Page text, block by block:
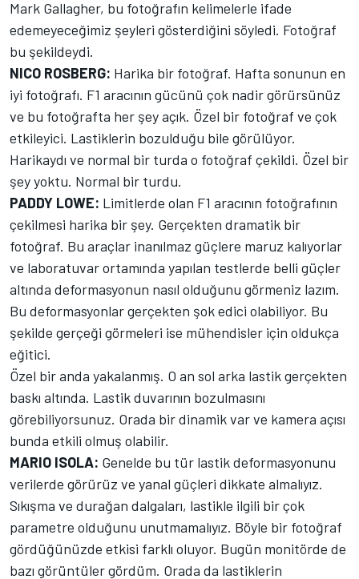
Mark Gallagher, bu fotoğrafın kelimelerle ifade
edemeyeceğimiz şeyleri gösterdiğini söyledi. Fotoğraf
bu şekildeydi.
NICO ROSBERG: Harika bir fotoğraf. Hafta sonunun en
iyi fotoğrafı. F1 aracının gücünü çok nadir görürsünüz
ve bu fotoğrafta her şey açık. Özel bir fotoğraf ve çok
etkileyici. Lastiklerin bozulduğu bile görülüyor.
Harikaydı ve normal bir turda o fotoğraf çekildi. Özel bir
şey yoktu. Normal bir turdu.
PADDY LOWE: Limitlerde olan F1 aracının fotoğrafının
çekilmesi harika bir şey. Gerçekten dramatik bir
fotoğraf. Bu araçlar inanılmaz güçlere maruz kalıyorlar
ve laboratuvar ortamında yapılan testlerde belli güçler
altında deformasyonun nasıl olduğunu görmeniz lazım.
Bu deformasyonlar gerçekten şok edici olabiliyor. Bu
şekilde gerçeği görmeleri ise mühendisler için oldukça
eğitici.
Özel bir anda yakalanmış. O an sol arka lastik gerçekten
baskı altında. Lastik duvarının bozulmasını
görebiliyorsunuz. Orada bir dinamik var ve kamera açısı
bunda etkili olmuş olabilir.
MARIO ISOLA: Genelde bu tür lastik deformasyonunu
verilerde görürüz ve yanal güçleri dikkate almalıyız.
Sıkışma ve durağan dalgaları, lastikle ilgili bir çok
parametre olduğunu unutmamalıyız. Böyle bir fotoğraf
gördüğünüzde etkisi farklı oluyor. Bugün monitörde de
bazı görüntüler gördüm. Orada da lastiklerin